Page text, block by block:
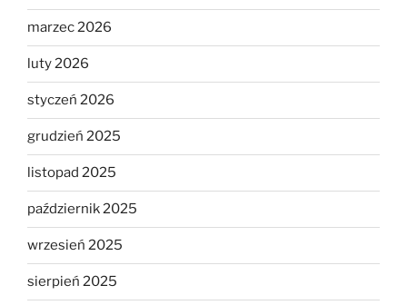
marzec 2026
luty 2026
styczeń 2026
grudzień 2025
listopad 2025
październik 2025
wrzesień 2025
sierpień 2025